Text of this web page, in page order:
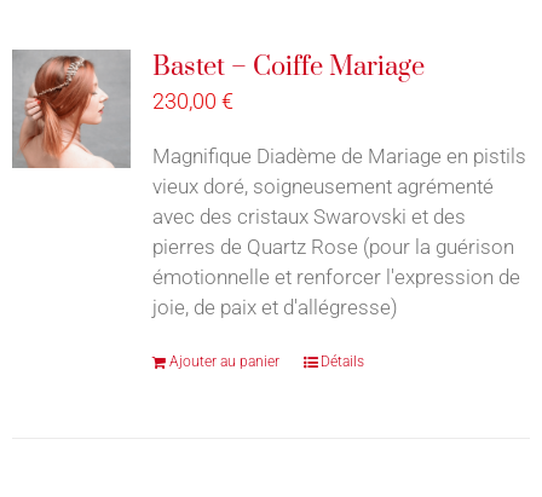
Bastet – Coiffe Mariage
230,00 €
Magnifique Diadème de Mariage en pistils
vieux doré, soigneusement agrémenté
avec des cristaux Swarovski et des
pierres de Quartz Rose (pour la guérison
émotionnelle et renforcer l'expression de
joie, de paix et d'allégresse)
Ajouter au panier Détails